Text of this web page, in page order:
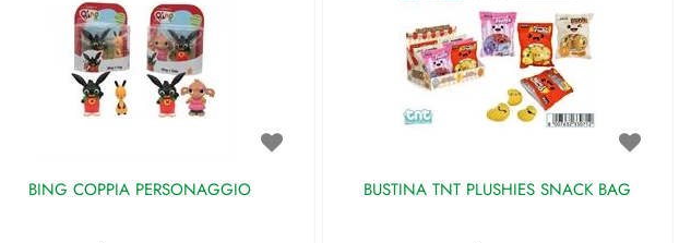
BING COPPIA PERSONAGGIO BUSTINA TNT PLUSHIES SNACK BAG